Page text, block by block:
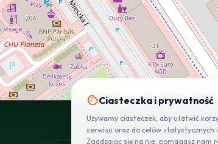
cookieCiasteczka i prywatność
Używamy ciasteczek, aby ułatwić
serwisu oraz do celów statystycznych
Zgadzając się na nie, pomagasz nam